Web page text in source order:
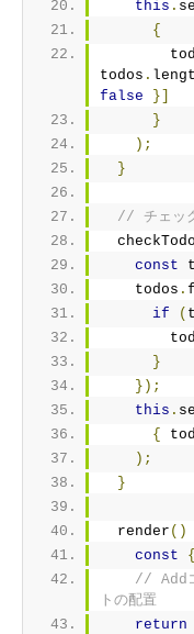
this .
{
todos .
false
}]
}
);
}
// チェッ
  checkTodo
const
    todos
.
if
(
}
});
this .
{
);
}
  render
()
const
{
// Add
トの配置
return